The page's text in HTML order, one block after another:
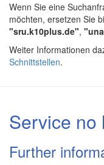
Wenn Sie eine
möchten, ersetzen Sie
"sru.k10plus.de",
Weiter Informationen
Schnittstellen.
Service no
Further